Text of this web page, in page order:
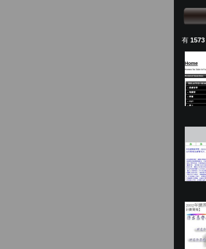
有 1573